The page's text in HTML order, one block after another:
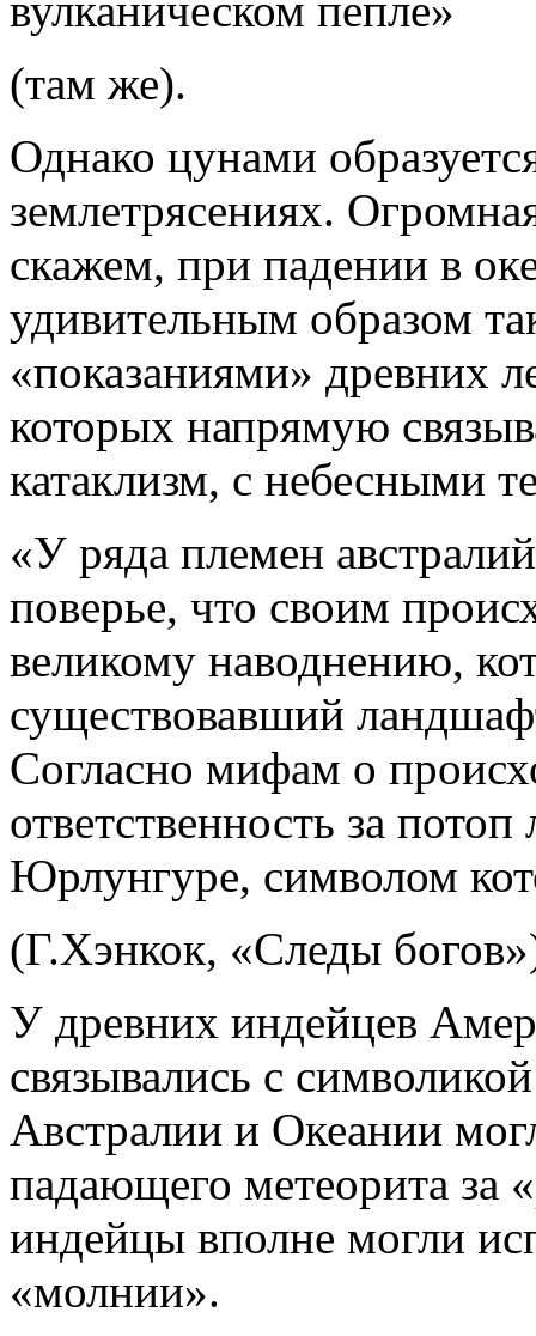
(там же).
Однако цунами
землетрясениях.
скажем, при падении в
удивительным образом
«показаниями» древних
которых напрямую
катаклизм, с небесными
«У ряда племен
поверье, что своим
великому наводнению,
существовавший
Согласно мифам о
ответственность за
Юрлунгуре, символом
(Г.Хэнкок, «Следы
У древних индейцев
связывались с
Австралии и Океании
падающего метеорита за
индейцы вполне могли
«молнии».